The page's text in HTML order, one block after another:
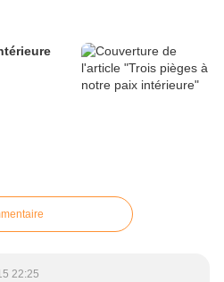
22:25